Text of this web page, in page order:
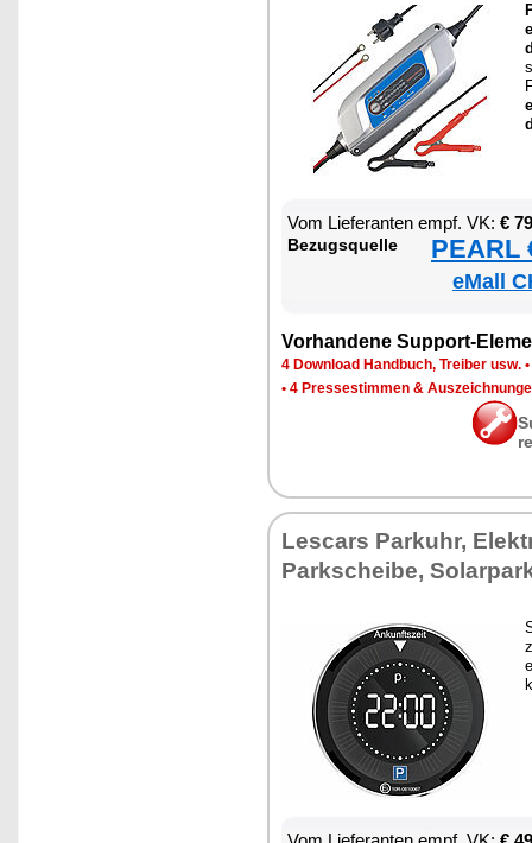
Vom Lie­fe­ran­ten empf. VK: €
Be­zugs­quel­le PEARL
eMall
Vor­han­de­ne Sup­port-
4 Down­load Hand­buch, Trei­ber usw. •
• 4 Pres­se­stim­men &
Les­cars Park­uhr,
Park­schei­be,